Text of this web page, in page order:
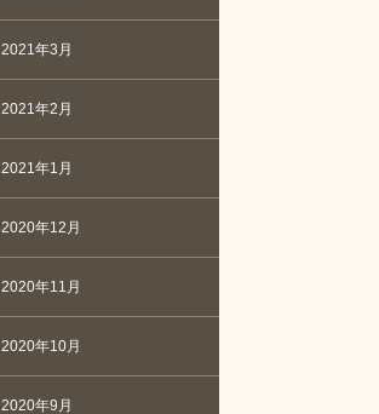
2021年3月
2021年2月
2021年1月
2020年12月
2020年11月
2020年10月
2020年9月